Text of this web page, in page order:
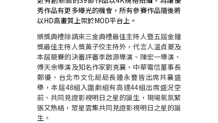
秀作品有更多曝光的機會，所有參賽作品隨後將
以HD高畫質上架於MOD平台上。
頒獎典禮除請來三金典禮最佳主持人暨五屆金鐘
獎最佳主持人獎黃子佼主持外，代言人温貞菱及
本屆競賽的決審評審李啟源導演、陳宏一導演、
傅天余導演及知名作家劉克襄，中華電信董事長
鄭優、台北市文化局局長鍾永豐皆出席共襄盛
舉，本屆48組入圍劇組有高達44組出席盛況空
前、共同見證影視明日之星的誕生，現場氣氛緊
張又熱絡，眾星雲集共同見證影視明日之星的誕
生。